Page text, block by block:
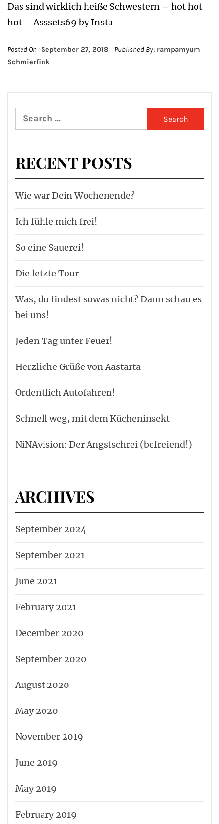
Das sind wirklich heiße Schwestern – hot hot
hot – Asssets69 by Insta
Posted On : September 27, 2018 Published By : rampamyum
Schmierfink
Search
for:
RECENT POSTS
Wie war Dein Wochenende?
Ich fühle mich frei!
So eine Sauerei!
Die letzte Tour
Was, du findest sowas nicht? Dann schau es
bei uns!
Jeden Tag unter Feuer!
Herzliche Grüße von Aastarta
Ordentlich Autofahren!
Schnell weg, mit dem Kücheninsekt
NiNAvision: Der Angstschrei (befreiend!)
ARCHIVES
September 2024
September 2021
June 2021
February 2021
December 2020
September 2020
August 2020
May 2020
November 2019
June 2019
May 2019
February 2019